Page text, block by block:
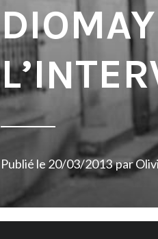
Publié le20/03/2013 par